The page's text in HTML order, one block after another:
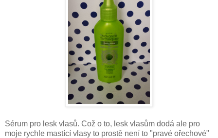
Sérum pro lesk vlasů. Což o to, lesk vlasům dodá ale pro
moje rychle mastící vlasy to prostě není to "pravé ořechové"